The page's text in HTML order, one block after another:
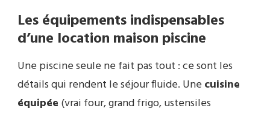
Les équipements indispensables
d’une location maison piscine
Une piscine seule ne fait pas tout : ce sont les
détails qui rendent le séjour fluide. Une cuisine
équipée (vrai four, grand frigo, ustensiles